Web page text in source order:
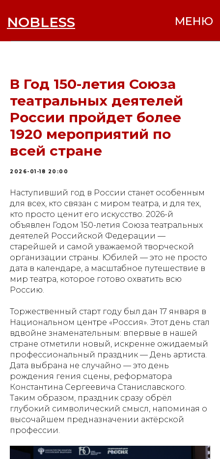
NOBLESS
В Год 150-летия Союза
театральных деятелей
России пройдет более
1920 мероприятий по
всей стране
2026-01-18 20:00
Наступивший год в России станет особенным
для всех, кто связан с миром театра, и для тех,
кто просто ценит его искусство. 2026-й
объявлен Годом 150-летия Союза театральных
деятелей Российской Федерации —
старейшей и самой уважаемой творческой
организации страны. Юбилей — это не просто
дата в календаре, а масштабное путешествие в
мир театра, которое готово охватить всю
Россию.
Торжественный старт году был дан 17 января в
Национальном центре «Россия». Этот день стал
вдвойне знаменательным: впервые в нашей
стране отметили новый, искренне ожидаемый
профессиональный праздник — День артиста.
Дата выбрана не случайно — это день
рождения гения сцены, реформатора
Константина Сергеевича Станиславского.
Таким образом, праздник сразу обрёл
глубокий символический смысл, напоминая о
высочайшем предназначении актёрской
профессии.